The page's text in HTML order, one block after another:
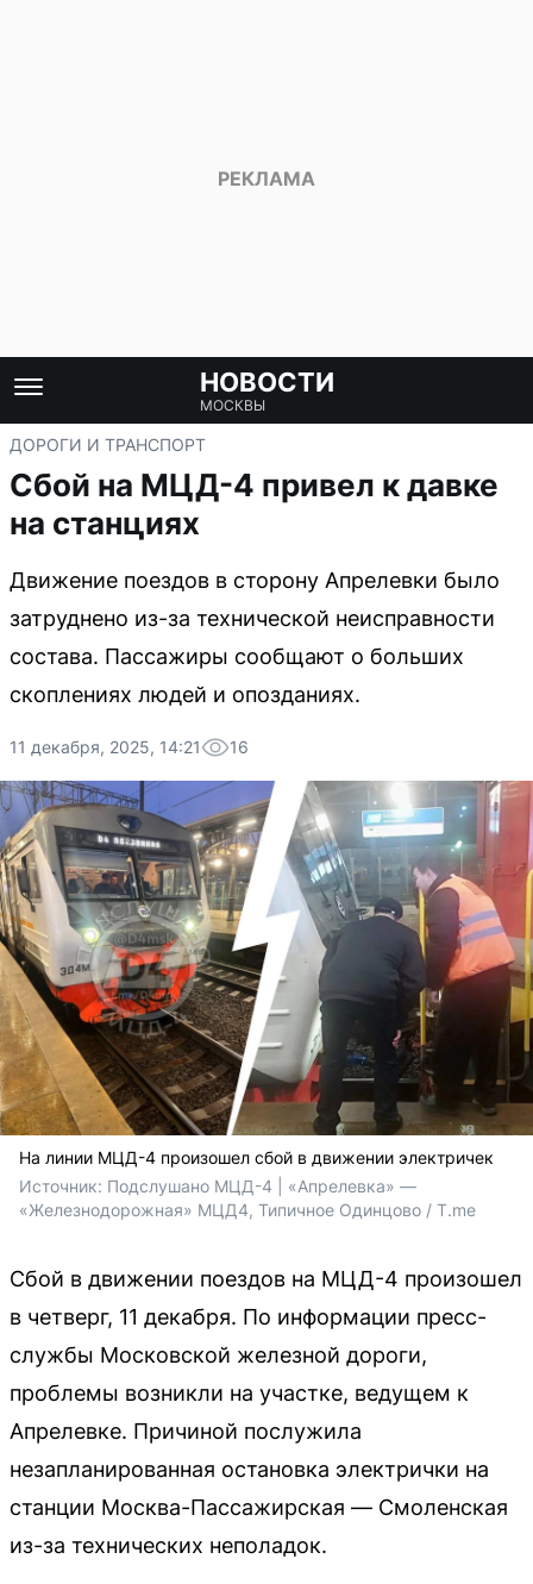
НОВОСТИ
МОСКВЫ
ДОРОГИ И ТРАНСПОРТ
Сбой на МЦД-4 привел к давке
на станциях
Движение поездов в сторону Апрелевки было
затруднено из-за технической неисправности
состава. Пассажиры сообщают о больших
скоплениях людей и опозданиях.
11 декабря, 2025, 14:21 16
На линии МЦД-4 произошел сбой в движении электричек
Источник: Подслушано МЦД-4 | «Апрелевка» —
«Железнодорожная» МЦД4, Типичное Одинцово / T.me
Сбой в движении поездов на МЦД-4 произошел
в четверг, 11 декабря. По информации пресс-
службы Московской железной дороги,
проблемы возникли на участке, ведущем к
Апрелевке. Причиной послужила
незапланированная остановка электрички на
станции Москва-Пассажирская — Смоленская
из-за технических неполадок.